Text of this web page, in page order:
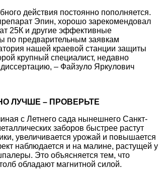
действия постоянно пополняется.
Эпин, хорошо зарекомендовал
25К и другие эффективные
по предварительным заявкам
нашей краевой станции защиты
крупный специалист, недавно
– Файзуло Яркулович
ЛУЧШЕ – ПРОВЕРЬТЕ
с Летнего сада нынешнего Санкт-
заборов быстрее растут
увеличивается урожай и повышается
наблюдается и на малине, растущей у
Это объясняется тем, что
обладают магнитной силой.